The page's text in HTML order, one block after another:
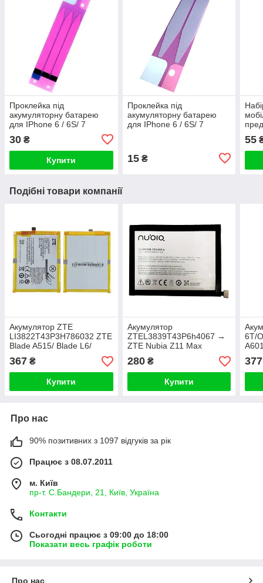
Проклейка під
акумуляторну батарею
для IPhone 6 / 6S/ 7
30 ₴
Купити
Проклейка під
акумуляторну батарею
для IPhone 6 / 6S/ 7
15₴
55
Подібні товари компанії
Акумулятор ZTE
LI3822T43P3H786032 ZTE
Blade A515/ Blade L6/
Blade V6/ Blade X7/ Blade
Z7
367 ₴
Купити
Акумулятор
ZTEL3839T43P6h4067 →
ZTE Nubia Z11 Max
280₴
Купити
6T/
377
Про нас
90% позитивних з 1097 відгуків за рік
Працює з 08.07.2011
м. Київ
пр-т. С.Бандери, 21, Київ, Україна
Контакти
Сьогодні працює з 09:00 до 18:00
Показати весь графік роботи
Про нас